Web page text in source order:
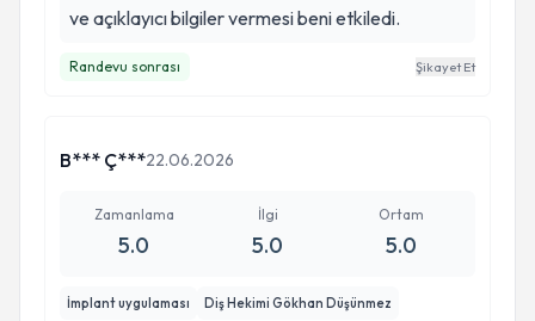
ve açıklayıcı bilgiler vermesi beni etkiledi.
Randevu sonrası Şikayet Et
B*** Ç***22.06.2026
Zamanlama
5.0
İlgi
5.0
Ortam
5.0
İmplant uygulaması Diş Hekimi Gökhan Düşünmez